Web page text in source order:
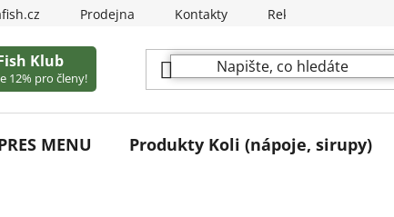
Prodejna Kontakty Reklamační podmínky
Klub
12% pro členy!
MENU Produkty Koli (nápoje, sirupy)